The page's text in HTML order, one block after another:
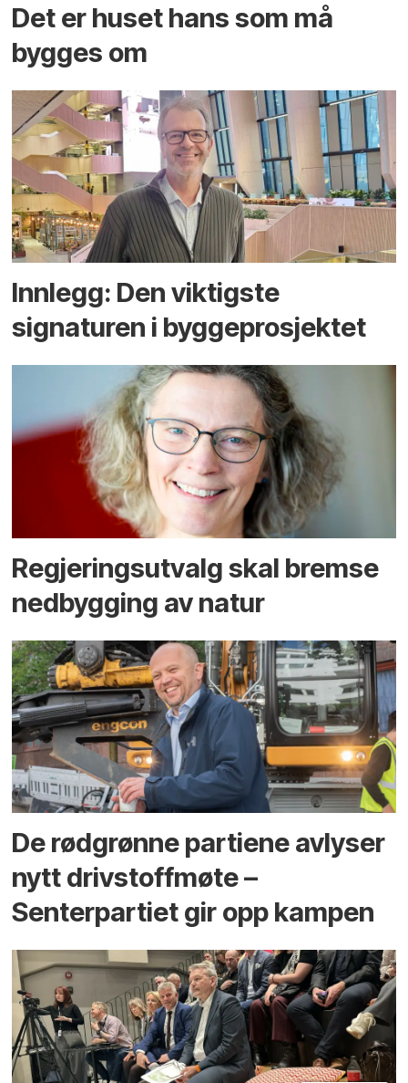
Det er huset hans som må
bygges om
Innlegg: Den viktigste
signaturen i bygge­­prosjektet
Regjerings­utvalg skal bremse
ned­bygging av natur
De rødgrønne partiene avlyser
nytt drivstoffmøte –
Senterpartiet gir opp kampen